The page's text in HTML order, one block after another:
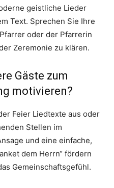
geistliche Lieder
Text. Sprechen Sie Ihre
oder der Pfarrerin
Zeremonie zu klären.
Gäste zum
motivieren?
Feier Liedtexte aus oder
Stellen im
und eine einfache,
dem Herrn“ fördern
Gemeinschaftsgefühl.